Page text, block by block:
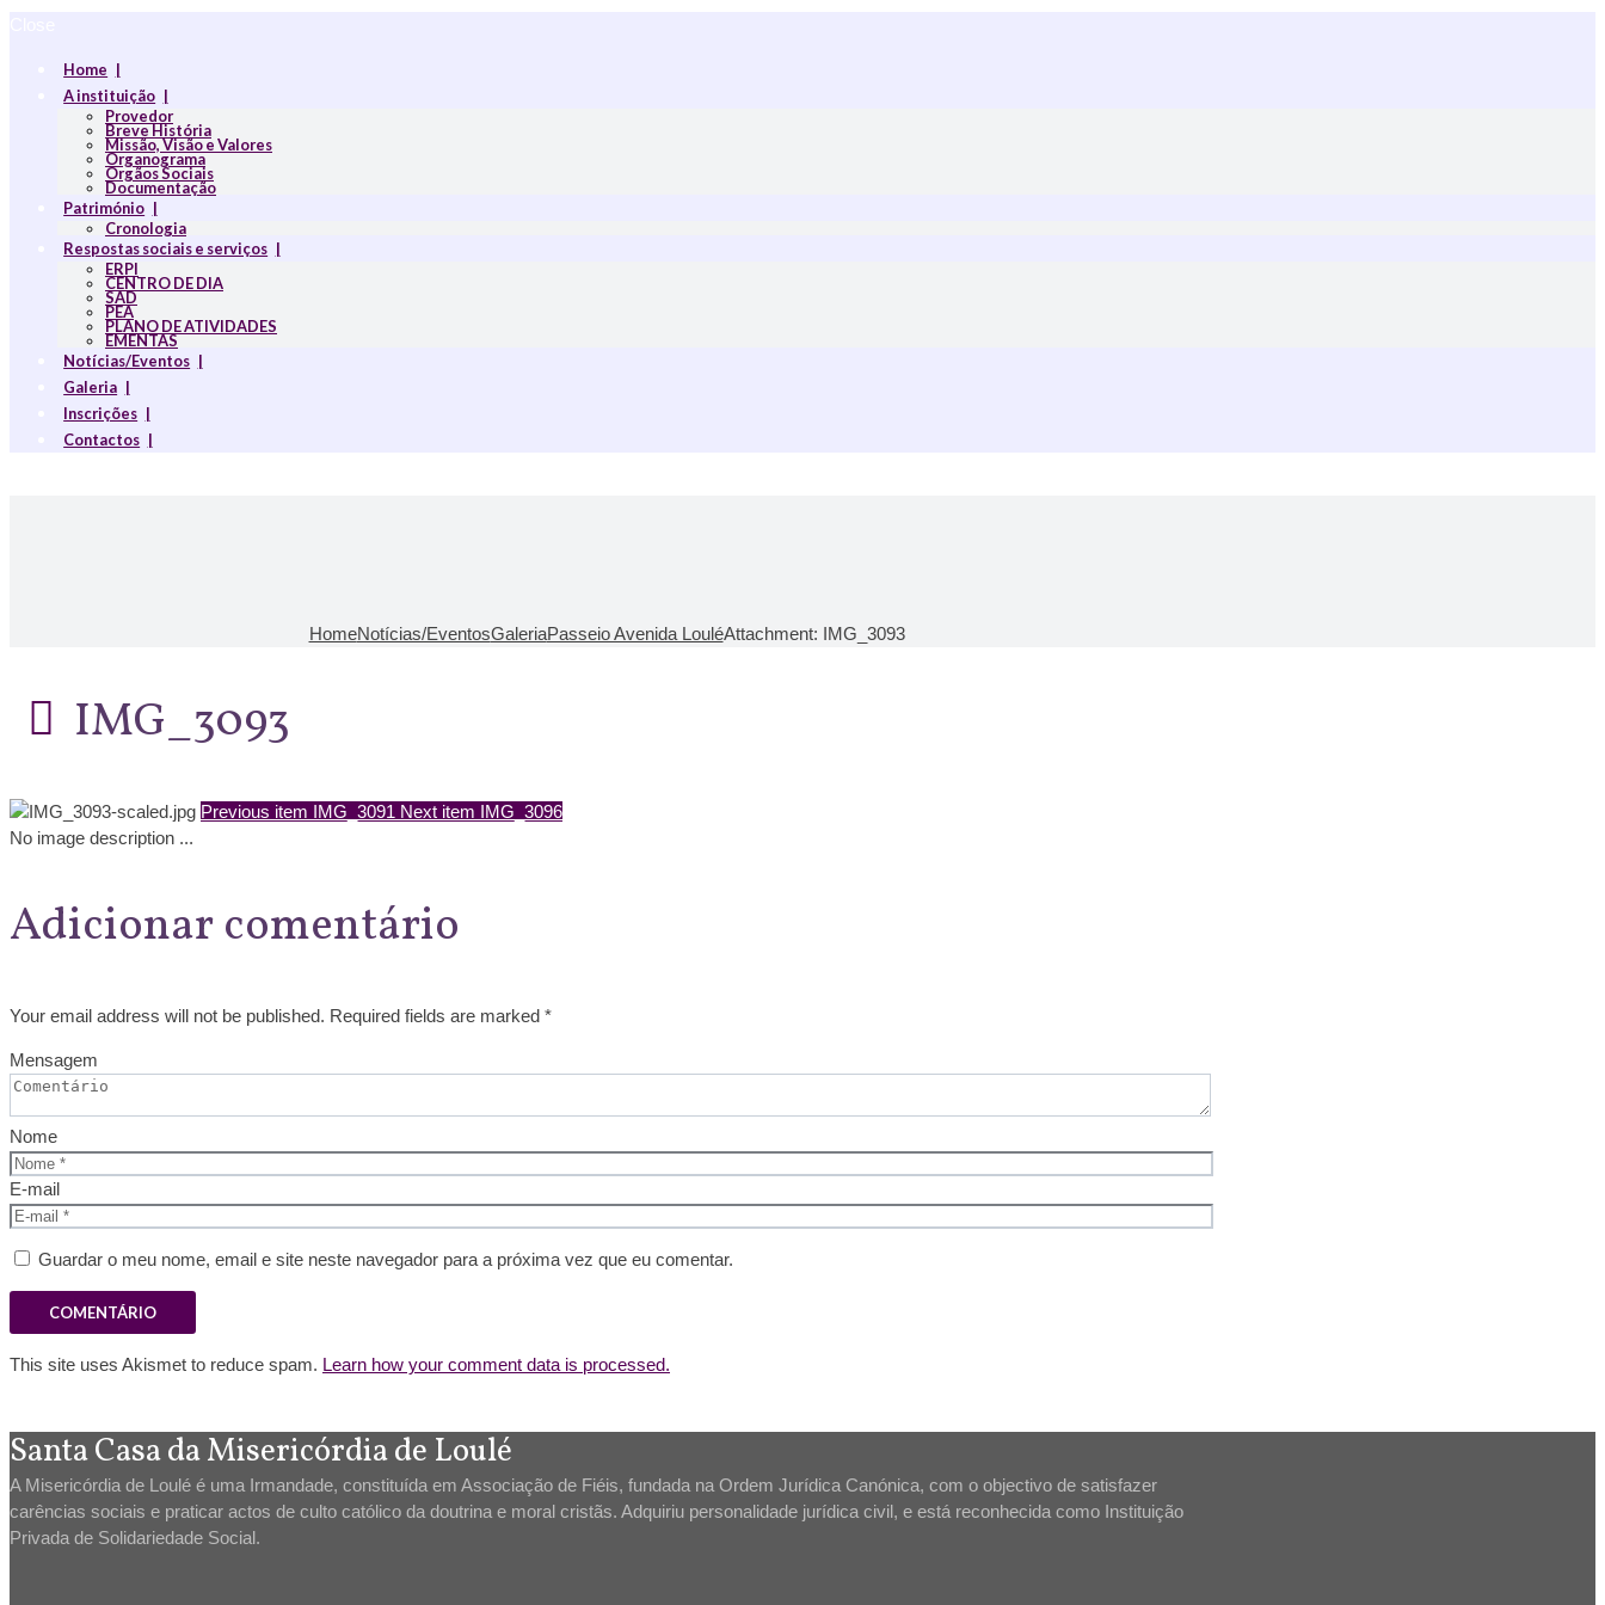
Home
A instituição
Provedor
Breve História
Missão, Visão e Valores
Organograma
Orgãos Sociais
Documentação
Património
Cronologia
Respostas sociais e serviços
ERPI
CENTRO DE DIA
SAD
PEA
PLANO DE ATIVIDADES
EMENTAS
Notícias/Eventos
Galeria
Inscrições
Contactos
HomeNotícias/EventosGaleriaPasseio Avenida LouléAttachment: IMG_3093
IMG_3093
Previous item IMG_3091 Next item IMG_3096
No image description ...
Adicionar comentário
Your email address will not be published. Required fields are marked *
Mensagem
Nome
E-mail
Guardar o meu nome, email e site neste navegador para a próxima vez que eu comentar.
This site uses Akismet to reduce spam. Learn how your comment data is processed.
Santa Casa da Misericórdia de Loulé
A Misericórdia de Loulé é uma Irmandade, constituída em Associação de Fiéis, fundada na Ordem Jurídica Canónica, com o objectivo de satisfazer
carências sociais e praticar actos de culto católico da doutrina e moral cristãs. Adquiriu personalidade jurídica civil, e está reconhecida como Instituição
Privada de Solidariedade Social.